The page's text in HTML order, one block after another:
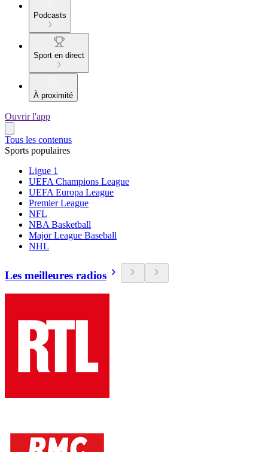
Podcasts
Sport en direct
À proximité
Ouvrir l'app
Tous les contenus
Sports populaires
Ligue 1
UEFA Champions League
UEFA Europa League
Premier League
NFL
NBA Basketball
Major League Baseball
NHL
Les meilleures radios